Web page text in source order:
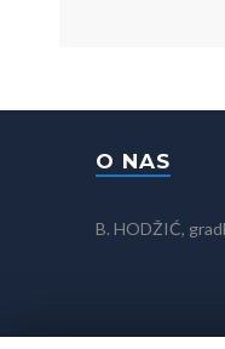
O NAS
B. HODŽIĆ,